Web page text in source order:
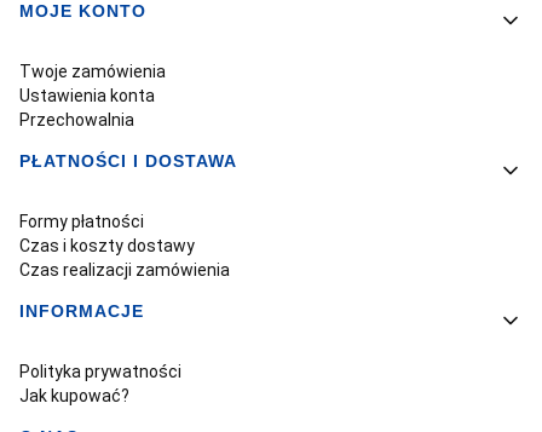
MOJE KONTO
Twoje zamówienia
Ustawienia konta
Przechowalnia
PŁATNOŚCI I DOSTAWA
Formy płatności
Czas i koszty dostawy
Czas realizacji zamówienia
INFORMACJE
Polityka prywatności
Jak kupować?